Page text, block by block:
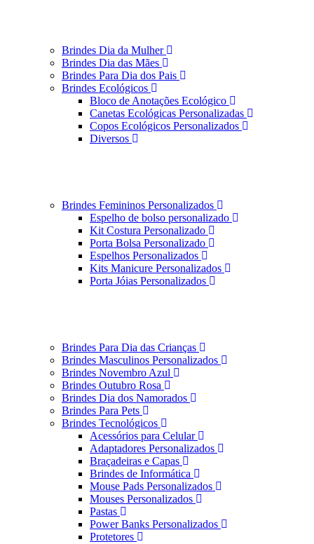
Brindes Dia da Mulher
Brindes Dia das Mães
Brindes Para Dia dos Pais
Brindes Ecológicos
Bloco de Anotações Ecológico
Canetas Ecológicas Personalizadas
Copos Ecológicos Personalizados
Diversos
Brindes Femininos Personalizados
Espelho de bolso personalizado
Kit Costura Personalizado
Porta Bolsa Personalizado
Espelhos Personalizados
Kits Manicure Personalizados
Porta Jóias Personalizados
Brindes Para Dia das Crianças
Brindes Masculinos Personalizados
Brindes Novembro Azul
Brindes Outubro Rosa
Brindes Dia dos Namorados
Brindes Para Pets
Brindes Tecnológicos
Acessórios para Celular
Adaptadores Personalizados
Braçadeiras e Capas
Brindes de Informática
Mouse Pads Personalizados
Mouses Personalizados
Pastas
Power Banks Personalizados
Protetores